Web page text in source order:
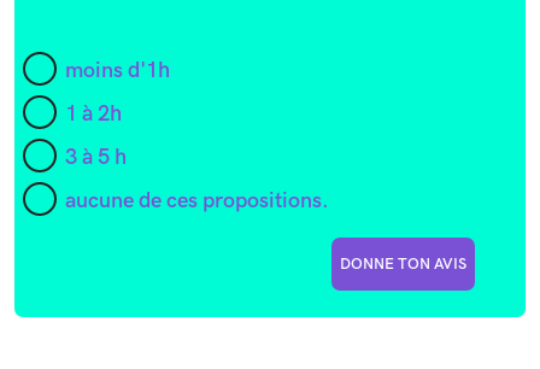
moins d'1h
1 à 2h
3 à 5 h
aucune de ces propositions.
DONNE TON AVIS